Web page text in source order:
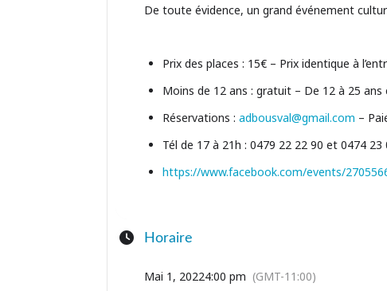
De toute évidence, un grand événement
Prix des places : 15€ – Prix identique à
Moins de 12 ans : gratuit – De 12 à 25 ans
Réservations :adbousval@gmail.com –
Tél de 17 à 21h : 0479 22 22 90 et 0474 23
https://www.facebook.com/events/
Horaire
Mai 1, 20224:00 pm (GMT-11:00)